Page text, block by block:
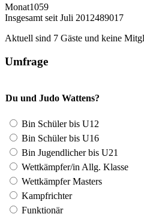
Monat1059
Insgesamt seit Juli 2012489017
Aktuell sind 7 Gäste und keine
Umfrage
Du und Judo Wattens?
Bin Schüler bis U12
Bin Schüler bis U16
Bin Jugendlicher bis U21
Wettkämpfer/in Allg. Klasse
Wettkämpfer Masters
Kampfrichter
Funktionär